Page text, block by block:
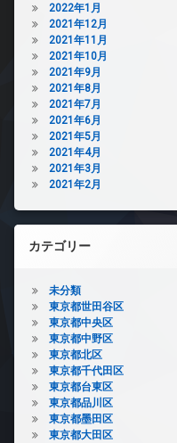
2022年1月
2021年12月
2021年11月
2021年10月
2021年9月
2021年8月
2021年7月
2021年6月
2021年5月
2021年4月
2021年3月
2021年2月
カテゴリー
未分類
東京都世田谷区
東京都中央区
東京都中野区
東京都北区
東京都千代田区
東京都台東区
東京都品川区
東京都墨田区
東京都大田区